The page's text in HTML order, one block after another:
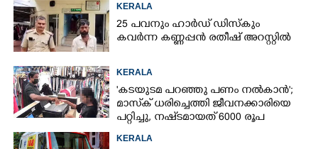
KERALA
25 പവനും ഹാർഡ് ഡിസ്കും
കവർന്ന കണ്ണപ്പൻ രതീഷ് അറസ്റ്റിൽ
KERALA
'കടയുടമ പറഞ്ഞു പണം നൽകാൻ';
മാസ്‌ക് ധരിച്ചെത്തി ജീവനക്കാരിയെ
പറ്റിച്ചു, നഷ്‌ടമായത് 6000 രൂപ
KERALA